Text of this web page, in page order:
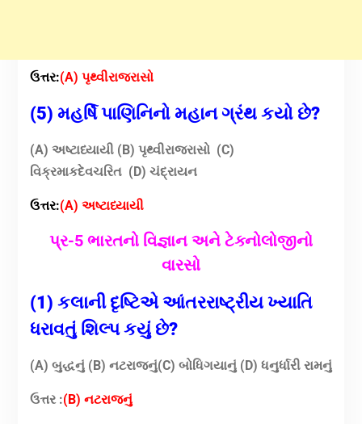
ઉત્તર:(A) પૃથ્વીરાજરાસો
(5) મહર્ષિ પાણિનિનો મહાન ગ્રંથ કયો છે?
(A) અષ્ટાધ્યાયી (B) પૃથ્વીરાજરાસો (C)
વિક્રમાકદેવચરિત (D) ચંદ્રાયન
ઉત્તર:(A) અષ્ટાધ્યાયી
પ્ર-5 ભારતનો વિજ્ઞાન અને ટેક્નોલોજીનો
વારસો
(1) કલાની દૃષ્ટિએ આંતરરાષ્ટ્રીય ખ્યાતિ
ધરાવતું શિલ્પ કયું છે?
(A) બુદ્ધનું (B) નટરાજનું(C) બોધિગયાનું (D) ધનુર્ધારી રામનું
ઉત્તર :(B) નટરાજનું